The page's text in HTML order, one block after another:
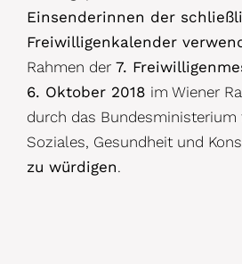
Einsenderinnen der
Freiwilligenkalender
Rahmen der 7.
6. Oktober 2018 im Wiener
durch das Bundesministerium
Soziales, Gesundheit und
zu würdigen.